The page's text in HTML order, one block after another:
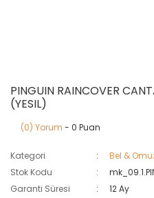
PINGUIN RAINCOVER
(YESIL)
(0) Yorum - 0 Puan
Kategori
Bel &
Stok Kodu
Garanti Süresi
12 Ay